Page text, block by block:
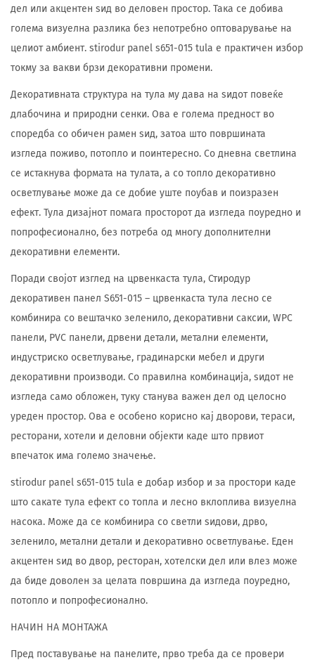
дел или акцентен ѕид во деловен простор. Така се добива
голема визуелна разлика без непотребно оптоварување на
целиот амбиент. stirodur panel s651-015 tula е практичен избор
токму за вакви брзи декоративни промени.
Декоративната структура на тула му дава на ѕидот повеќе
длабочина и природни сенки. Ова е голема предност во
споредба со обичен рамен ѕид, затоа што површината
изгледа поживо, потопло и поинтересно. Со дневна светлина
се истакнува формата на тулата, а со топло декоративно
осветлување може да се добие уште поубав и поизразен
ефект. Тула дизајнот помага просторот да изгледа поуредно и
попрофесионално, без потреба од многу дополнителни
декоративни елементи.
Поради својот изглед на црвенкаста тула, Стиродур
декоративен панел S651-015 – црвенкаста тула лесно се
комбинира со вештачко зеленило, декоративни саксии, WPC
панели, PVC панели, дрвени детали, метални елементи,
индустриско осветлување, градинарски мебел и други
декоративни производи. Со правилна комбинација, ѕидот не
изгледа само обложен, туку станува важен дел од целосно
уреден простор. Ова е особено корисно кај дворови, тераси,
ресторани, хотели и деловни објекти каде што првиот
впечаток има големо значење.
stirodur panel s651-015 tula е добар избор и за простори каде
што сакате тула ефект со топла и лесно вклоплива визуелна
насока. Може да се комбинира со светли ѕидови, дрво,
зеленило, метални детали и декоративно осветлување. Еден
акцентен ѕид во двор, ресторан, хотелски дел или влез може
да биде доволен за целата површина да изгледа поуредно,
потопло и попрофесионално.
НАЧИН НА МОНТАЖА
Пред поставување на панелите, прво треба да се провери